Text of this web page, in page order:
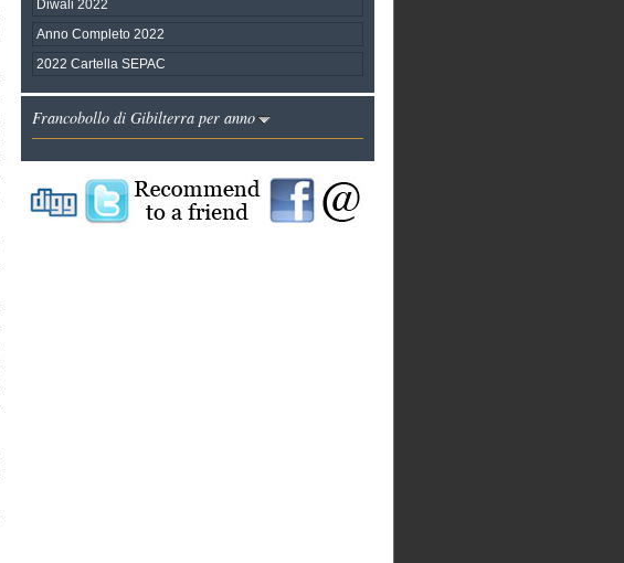
Diwali 2022
Anno Completo 2022
2022 Cartella SEPAC
Francobollo di Gibilterra per anno